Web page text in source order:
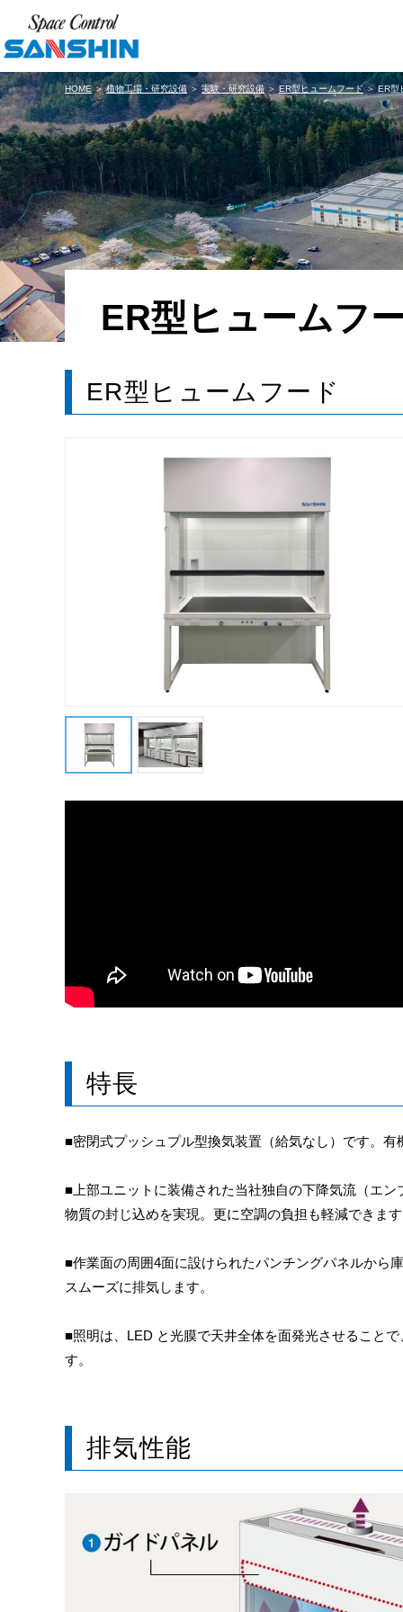
HOME＞植物工場・研究設備＞ 実験・研究設備＞ER型ヒュームフード＞ ER型
ER型ヒュームフ
ER型ヒュームフード
特長
■密閉式プッシュプル型換気装置（給気なし）です。
■上部ユニットに装備された当社独自の下降気流（エ
物質の封じ込めを実現。更に空調の負担も軽減できま
■作業面の周囲4面に設けられたパンチングパネルから
スムーズに排気します。
■照明は、LED と光膜で天井全体を面発光させること
す。
排気性能